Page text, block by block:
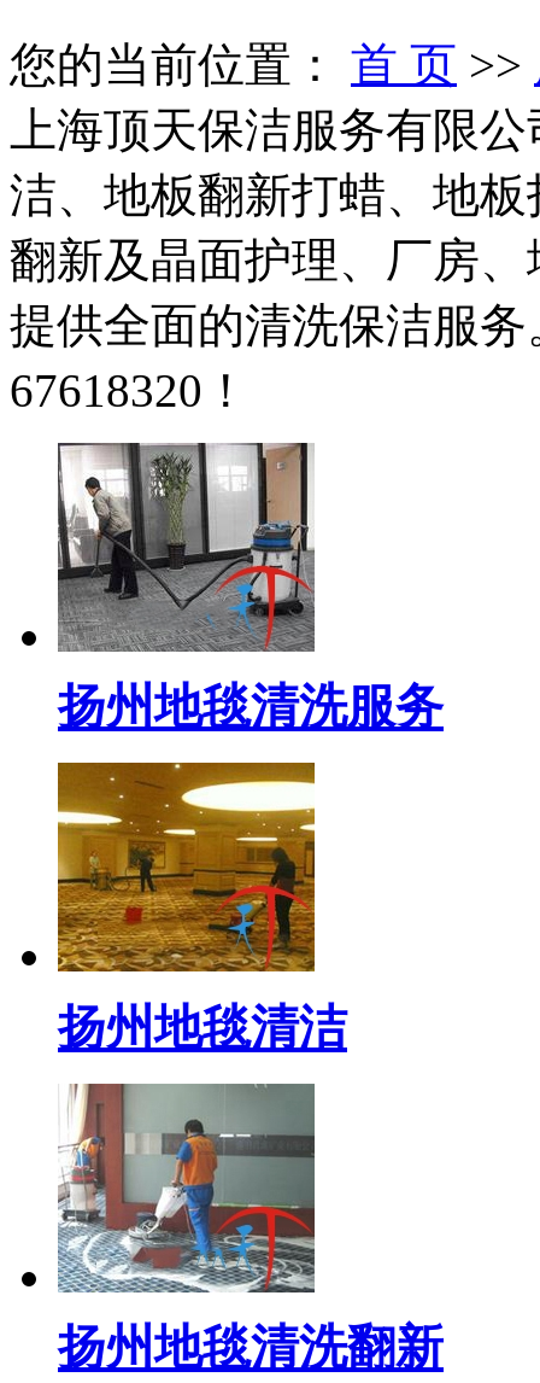
您的当前位置： 首 页 >>
上海顶天保洁服务有限
洁、地板翻新打蜡、地
翻新及晶面护理、厂房
提供全面的清洗保洁服
67618320！
扬州地毯清洗服务
扬州地毯清洁
扬州地毯清洗翻新